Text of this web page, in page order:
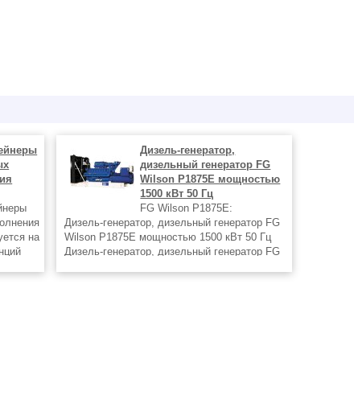
на
Дизель-генератор,
дизельный генератор FG
Wilson P1875E мощностью
1500 кВт 50 Гц
FG Wilson P1875E:
Дизель-генератор, дизельный генератор FG
Wilson P1875E мощностью 1500 кВт 50 Гц
Дизель-генератор, дизельный генератор FG